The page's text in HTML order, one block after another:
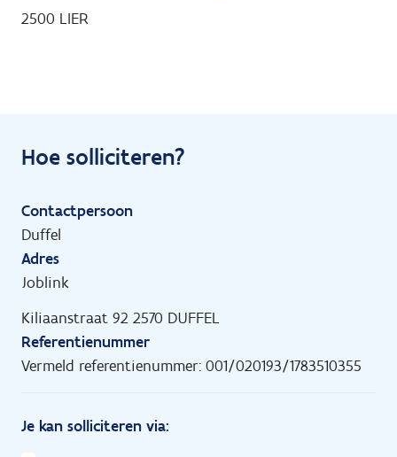
2500 LIER
Hoe solliciteren?
Contactpersoon
Duffel
Adres
Joblink
Kiliaanstraat 92 2570 DUFFEL
Referentienummer
Vermeld referentienummer: 001/020193/1783510355
Je kan solliciteren via: